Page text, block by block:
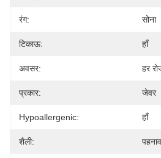
रंग: सोना
टिकाऊ: हाँ
अवसर: हर
प्रकार: जेवर
Hypoallergenic: हाँ
शैली: